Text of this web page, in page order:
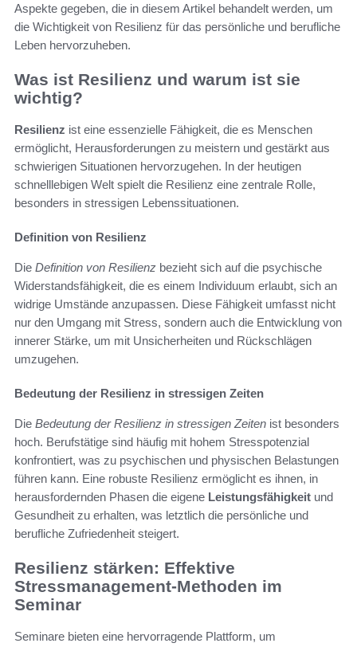
Aspekte gegeben, die in diesem Artikel behandelt werden, um
die Wichtigkeit von Resilienz für das persönliche und berufliche
Leben hervorzuheben.
Was ist Resilienz und warum ist sie
wichtig?
Resilienz ist eine essenzielle Fähigkeit, die es Menschen
ermöglicht, Herausforderungen zu meistern und gestärkt aus
schwierigen Situationen hervorzugehen. In der heutigen
schnelllebigen Welt spielt die Resilienz eine zentrale Rolle,
besonders in stressigen Lebenssituationen.
Definition von Resilienz
Die Definition von Resilienz bezieht sich auf die psychische
Widerstandsfähigkeit, die es einem Individuum erlaubt, sich an
widrige Umstände anzupassen. Diese Fähigkeit umfasst nicht
nur den Umgang mit Stress, sondern auch die Entwicklung von
innerer Stärke, um mit Unsicherheiten und Rückschlägen
umzugehen.
Bedeutung der Resilienz in stressigen Zeiten
Die Bedeutung der Resilienz in stressigen Zeiten ist besonders
hoch. Berufstätige sind häufig mit hohem Stresspotenzial
konfrontiert, was zu psychischen und physischen Belastungen
führen kann. Eine robuste Resilienz ermöglicht es ihnen, in
herausfordernden Phasen die eigene Leistungsfähigkeit und
Gesundheit zu erhalten, was letztlich die persönliche und
berufliche Zufriedenheit steigert.
Resilienz stärken: Effektive
Stressmanagement-Methoden im
Seminar
Seminare bieten eine hervorragende Plattform, um